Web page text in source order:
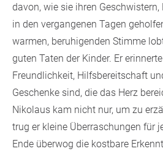
davon, wie sie ihren
in den vergangenen Tagen
warmen, beruhigenden Stimme
guten Taten der Kinder. Er
Freundlichkeit, Hilfsbereitschaft
Geschenke sind, die das Herz
Nikolaus kam nicht nur, um zu
trug er kleine Überraschungen für
Ende überwog die kostbare